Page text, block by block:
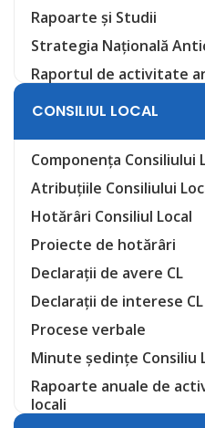
Rapoarte și Studii
Strategia Națională
Raportul de activitate
CONSILIUL LOCAL
Componența Consiliului
Atribuțiile Consiliului
Hotărâri Consiliul Local
Proiecte de hotărâri
Declarații de avere CL
Declarații de interese CL
Procese verbale
Minute ședințe Consiliu
Rapoarte anuale de
locali